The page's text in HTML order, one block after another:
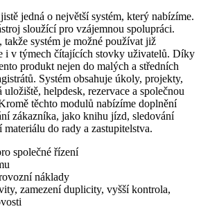
jedná o největší systém, který nabízíme.
sloužící pro vzájemnou spolupráci.
systém je možné používat již
i v týmech čítajících stovky uživatelů. Díky
produkt nejen do malých a středních
Systém obsahuje úkoly, projekty,
uložiště, helpdesk, rezervace a společnou
těchto modulů nabízíme doplnění
zákazníka, jako knihu jízd, sledování
do rady a zastupitelstva.
společné řízení
náklady
zamezení duplicity, vyšší kontrola,